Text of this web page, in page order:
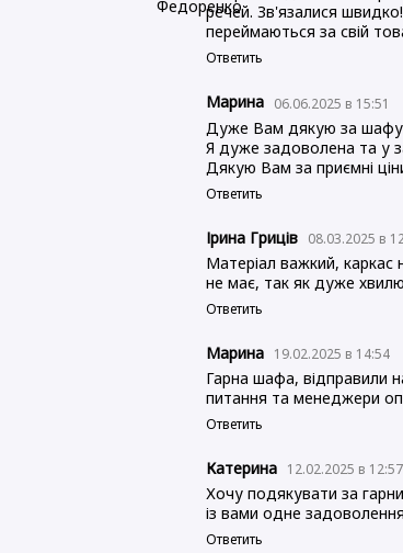
речей. Зв'язалися
переймаються за свій
Ответить
Марина 06.06.2025 в 15:51
Дуже Вам дякую за
Я дуже задоволена та у
Дякую Вам за приємні
Ответить
Ірина Гриців 08.03.2025 в
Матеріал важкий, каркас
не має, так як дуже
Ответить
Марина 19.02.2025 в 14:54
Гарна шафа, відправили
питання та менеджери
Ответить
Катерина 12.02.2025 в 12:57
Хочу подякувати за
із вами одне
Ответить